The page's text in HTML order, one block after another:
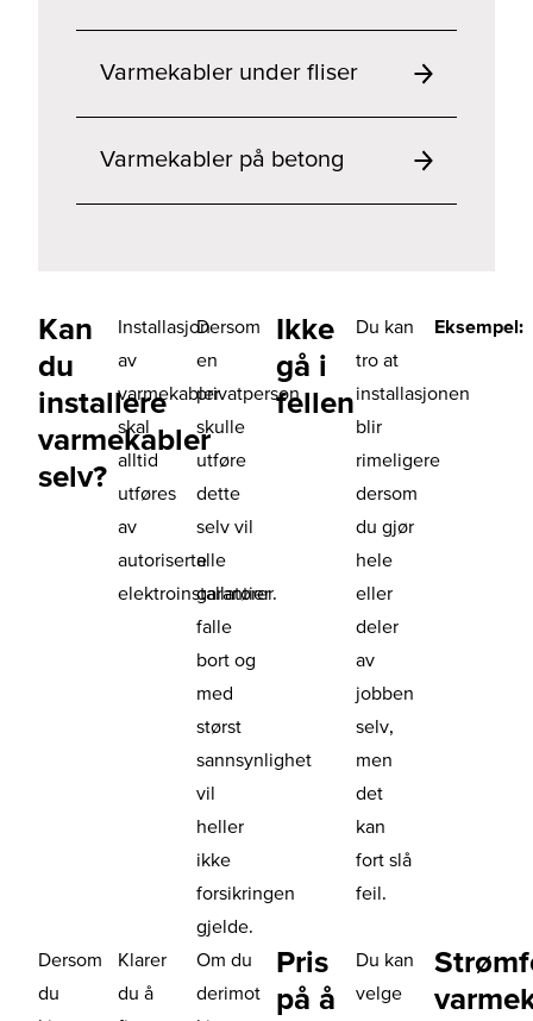
Varmekabler under fliser
Varmekabler på betong
Kan
du
installere
varmekabler
selv?
Installasjon
av
varmekabler
skal
alltid
utføres
av
autoriserte
elektroinstallatører.
Dersom
en
privatperson
skulle
utføre
dette
selv vil
alle
garantier
falle
bort og
med
størst
sannsynlighet
vil
heller
ikke
forsikringen
gjelde.
Ikke
gå i
fellen
Du kan
tro at
installasjonen
blir
rimeligere
dersom
du gjør
hele
eller
deler
av
jobben
selv,
men
det
kan
fort slå
feil.
Eksempel:
Dersom
du
Klarer
du å
Om du
derimot
Pris
på å
Du kan
velge